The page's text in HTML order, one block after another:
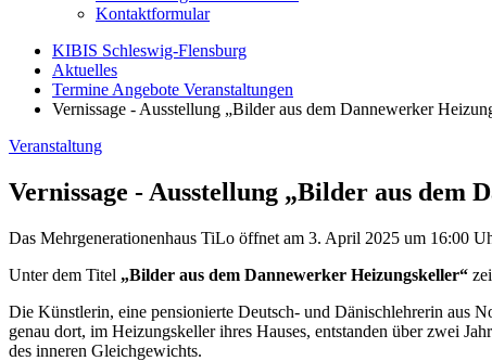
Kontaktformular
KIBIS Schleswig-Flensburg
Aktuelles
Termine Angebote Veranstaltungen
Vernissage - Ausstellung „Bilder aus dem Dannewerker
Veranstaltung
Vernissage - Ausstellung „Bilder aus
Das Mehrgenerationenhaus TiLo öffnet am 3. April 2025 um 16:00
Unter dem Titel „Bilder aus dem Dannewerker Heizungskeller“
Die Künstlerin, eine pensionierte Deutsch- und Dänischlehrerin aus
genau dort, im Heizungskeller ihres Hauses, entstanden über zwei
des inneren Gleichgewichts.